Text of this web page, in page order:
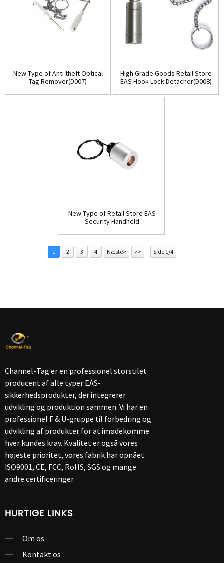
New Type of Anti theft Optical
Tag Remover(D007)
High Grade Goods Retail Store
EAS Hook Lock Detacher(D008)
New Type of Retail Store EAS
Security Handheld
1 2 3 4 Næste> >> Side 1/4
Channel-Tag er en professionel storstilet
producent af alle typer EAS-
sikkerhedsprodukter, der integrerer
udvikling og produktion sammen. Vi har en
professionel F & U-gruppe til forbedring og
udvikling af produkter for at imødekomme
hver kundes krav. Kvalitet er også vores
højeste prioritet, vores fabrik har opnået
ISO9001, CE, FCC, RoHS, SGS og mange
andre certificeringer.
HURTIGE LINKS
Om os
Kontakt os